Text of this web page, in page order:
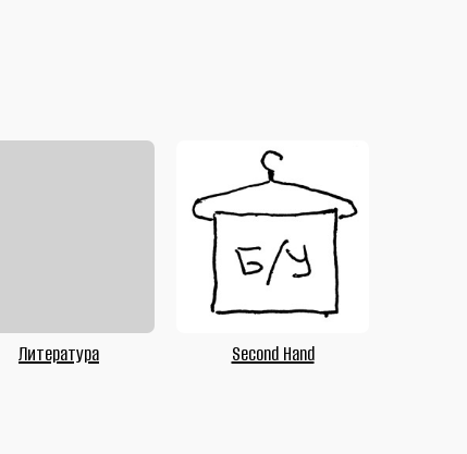
Литература Second Hand